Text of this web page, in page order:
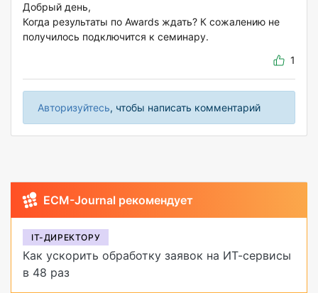
Добрый день,
Когда результаты по Awards ждать? К сожалению не
получилось подключится к семинару.
1
Авторизуйтесь, чтобы написать комментарий
ECM-Journal рекомендует
IT-ДИРЕКТОРУ
Как ускорить обработку заявок на ИТ-сервисы
в 48 раз